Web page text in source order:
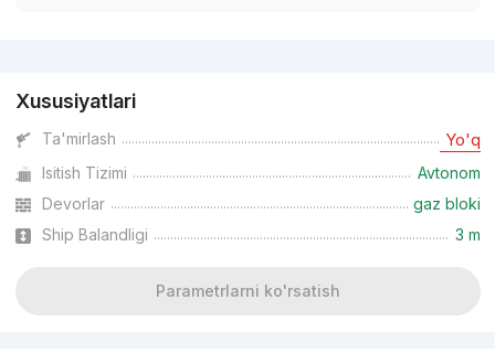
Xususiyatlari
Ta'mirlash Yo'q
Isitish Tizimi
Avtonom
Devorlar
gaz bloki
Ship Balandligi
3 m
Parametrlarni ko'rsatish